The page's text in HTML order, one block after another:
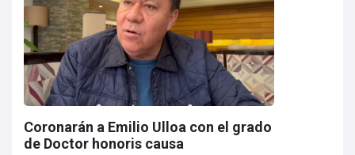
Coronarán a Emilio Ulloa con el grado
de Doctor honoris causa